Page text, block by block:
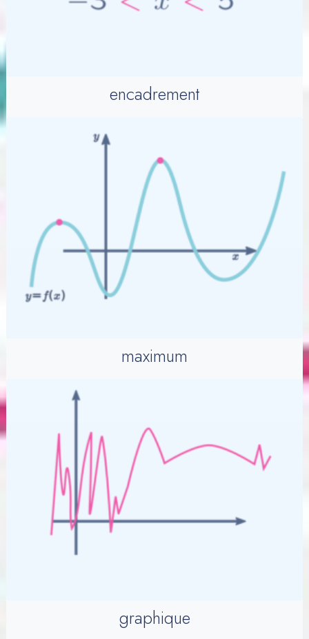
encadrement
maximum
graphique